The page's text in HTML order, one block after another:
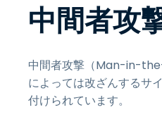
中間者攻
中間者攻撃（Man-in-
によっては改ざんするサ
付けられています。